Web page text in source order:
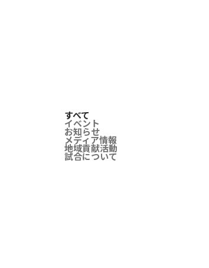
すべて
イベント
お知らせ
メディア情報
地域貢献活動
試合について